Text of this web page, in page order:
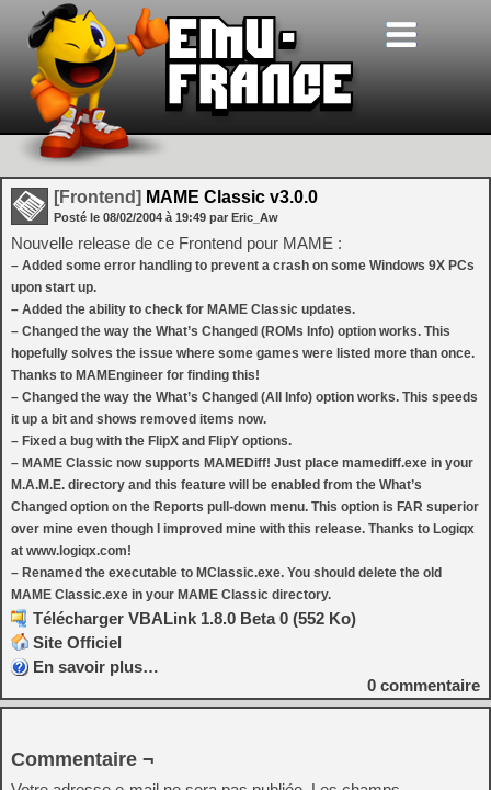
[Frontend] MAME Classic v3.0.0
Posté le 08/02/2004 à 19:49 par Eric_Aw
Nouvelle release de ce Frontend pour MAME :
– Added some error handling to prevent a crash on some Windows 9X PCs
upon start up.
– Added the ability to check for MAME Classic updates.
– Changed the way the What’s Changed (ROMs Info) option works. This
hopefully solves the issue where some games were listed more than once.
Thanks to MAMEngineer for finding this!
– Changed the way the What’s Changed (All Info) option works. This speeds
it up a bit and shows removed items now.
– Fixed a bug with the FlipX and FlipY options.
– MAME Classic now supports MAMEDiff! Just place mamediff.exe in your
M.A.M.E. directory and this feature will be enabled from the What’s
Changed option on the Reports pull-down menu. This option is FAR superior
over mine even though I improved mine with this release. Thanks to Logiqx
at www.logiqx.com!
– Renamed the executable to MClassic.exe. You should delete the old
MAME Classic.exe in your MAME Classic directory.
Télécharger VBALink 1.8.0 Beta 0 (552 Ko)
Site Officiel
En savoir plus…
0 commentaire
Commentaire ¬